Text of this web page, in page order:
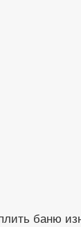
баню